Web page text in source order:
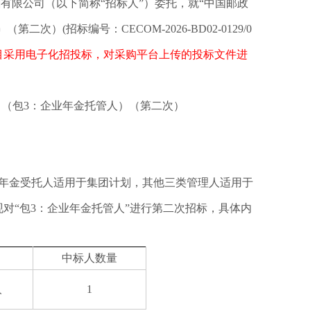
限公司（以下简称“招标人”）委托，就“中国邮政
第二次）(招标编号：CECOM-2026-BD02-0129/0
采用电子化招投标，对采购平台上传的投标文件进
包3：企业年金托管人）（第二次）
金受托人适用于集团计划，其他三类管理人适用于
“包3：企业年金托管人”进行第二次招标，具体内
中标人数量
1